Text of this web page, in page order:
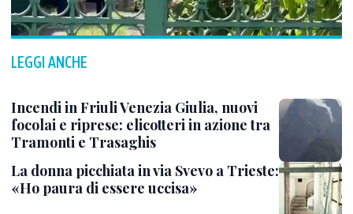
LEGGI ANCHE
Incendi in Friuli Venezia Giulia, nuovi
focolai e riprese: elicotteri in azione tra
Tramonti e Trasaghis
La donna picchiata in via Svevo a Trieste:
«Ho paura di essere uccisa»